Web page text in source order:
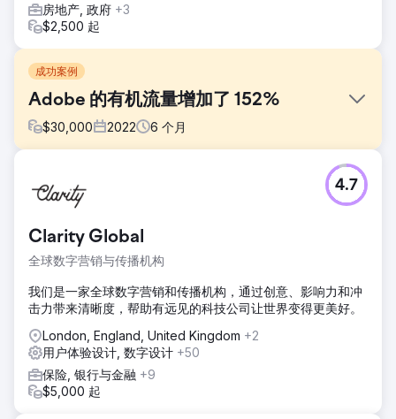
房地产, 政府 +3
$2,500 起
成功案例
Adobe 的有机流量增加了 152%
$30,000 2022 6 个月
Adobe 向我们提出了具体的数字营销需求，要求我们制定一
套全面的战略，旨在增强其在线影响力、吸引目标受众、提高
解决方案
我们的团队认识到该行业固有的独特挑战和机遇，因此采取了
多方面的方法，将 SEO 增强功能、定制内容营销、有针对性
的社交媒体活动和数据驱动的 PPC 策略整合在一起。通过优
化 Adobe 数字足迹的各个方面，我们旨在创建一个有凝聚力
和活力的在线生态系统，不仅可以吸引更多流量，还可以将这
些流量转化为忠诚的客户并提高整体投资回报率。
结果
有机流量从 1.07 亿提升至 1.52 亿（%） 有机排名关键词的数
Clarity Global
全球数字营销与传播机构
4.7
我们是一家全球数字营销和传播机构，通过创意、影响力和冲
击力带来清晰度，帮助有远见的科技公司让世界变得更美好。
London, England, United Kingdom +2
用户体验设计, 数字设计 +50
保险, 银行与金融 +9
$5,000 起